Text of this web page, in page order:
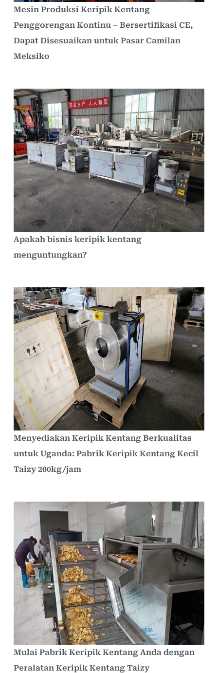
Mesin Produksi Keripik Kentang
Penggorengan Kontinu – Bersertifikasi CE,
Dapat Disesuaikan untuk Pasar Camilan
Meksiko
Apakah bisnis keripik kentang
menguntungkan?
Menyediakan Keripik Kentang Berkualitas
untuk Uganda: Pabrik Keripik Kentang Kecil
Taizy 200kg/jam
Mulai Pabrik Keripik Kentang Anda dengan
Peralatan Keripik Kentang Taizy